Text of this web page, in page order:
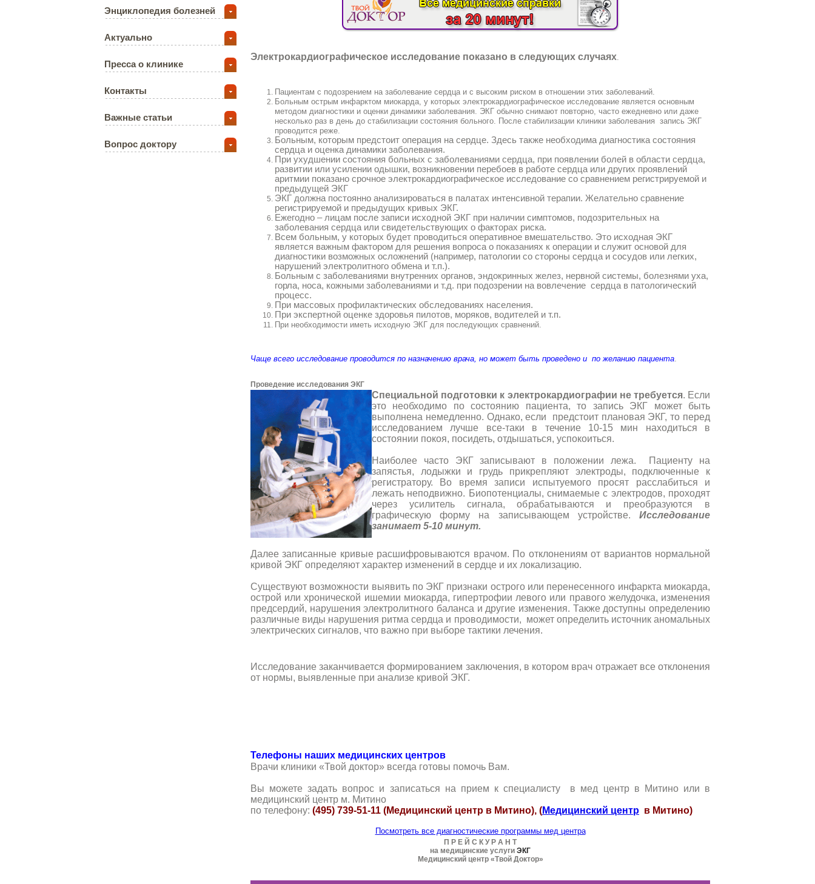
Электрокардиографическое исследование показано в следующих случаях.
Пациентам с подозрением на заболевание сердца и с высоким риском в отношении этих заболеваний.
Больным острым инфарктом миокарда, у которых электрокардиографическое исследование является основным
методом диагностики и оценки динамики заболевания. ЭКГ обычно снимают повторно, часто ежедневно или даже
несколько раз в день до стабилизации состояния больного. После стабилизации клиники заболевания запись ЭКГ
проводится реже.
Больным, которым предстоит операция на сердце. Здесь также необходима диагностика состояния
сердца и оценка динамики заболевания.
При ухудшении состояния больных с заболеваниями сердца, при появлении болей в области сердца,
развитии или усилении одышки, возникновении перебоев в работе сердца или других проявлений
аритмии показано срочное электрокардиографическое исследование со сравнением регистрируемой и
предыдущей ЭКГ
ЭКГ должна постоянно анализироваться в палатах интенсивной терапии. Желательно сравнение
регистрируемой и предыдущих кривых ЭКГ.
Ежегодно – лицам после записи исходной ЭКГ при наличии симптомов, подозрительных на
заболевания сердца или свидетельствующих о факторах риска.
Всем больным, у которых будет проводиться оперативное вмешательство. Это исходная ЭКГ
является важным фактором для решения вопроса о показаниях к операции и служит основой для
диагностики возможных осложнений (например, патологии со стороны сердца и сосудов или легких,
нарушений электролитного обмена и т.п.).
Больным с заболеваниями внутренних органов, эндокринных желез, нервной системы, болезнями уха,
горла, носа, кожными заболеваниями и т.д. при подозрении на вовлечение сердца в патологический
процесс.
При массовых профилактических обследованиях населения.
При экспертной оценке здоровья пилотов, моряков, водителей и т.п.
При необходимости иметь исходную ЭКГ для последующих сравнений.
Чаще всего исследование проводится по назначению врача, но может быть проведено и по желанию пациента.
Проведение исследования ЭКГ
Специальной подготовки к электрокардиографии не требуется. Если
это необходимо по состоянию пациента, то запись ЭКГ может быть
выполнена немедленно. Однако, если
предстоит плановая ЭКГ, то перед
исследованием лучше все-таки в течение 10-15 мин находиться в
состоянии покоя, посидеть, отдышаться, успокоиться.
Наиболее часто ЭКГ записывают в положении лежа.
Пациенту на
запястья, лодыжки и грудь прикрепляют электроды, подключенные к
регистратору. Во время записи испытуемого просят расслабиться и
лежать неподвижно. Биопотенциалы, снимаемые с электродов, проходят
через усилитель сигнала, обрабатываются и преобразуются в
графическую форму на записывающем устройстве. Исследование
занимает 5-10 минут.
Далее записанные кривые расшифровываются врачом. По отклонениям от вариантов нормальной
кривой ЭКГ определяют характер изменений в сердце и их локализацию.
Существуют возможности выявить по ЭКГ признаки острого или перенесенного инфаркта миокарда,
острой или хронической ишемии миокарда, гипертрофии левого или правого желудочка, изменения
предсердий, нарушения электролитного баланса и другие изменения. Также доступны определению
различные виды нарушения ритма сердца и проводимости, может определить источник аномальных
электрических сигналов, что важно при выборе тактики лечения.
Исследование заканчивается формированием заключения, в котором врач отражает все отклонения
от нормы, выявленные при анализе кривой ЭКГ.
Телефоны наших медицинских центров
Врачи клиники «Твой доктор» всегда готовы помочь Вам.
Вы можете задать вопрос и записаться на прием к специалисту в мед центр в Митино или в
медицинский центр м. Митино
по телефону: (495) 739-51-11 (Медицинский центр в Митино), (Медицинский центр в Митино)
Посмотреть все диагностические программы мед центра
П Р Е Й С К У Р А Н Т
на медицинские услуги ЭКГ
Медицинский центр «Твой Доктор»
Энциклопедия болезней
Актуально
Пресса о клинике
Контакты
Важные статьи
Вопрос доктору